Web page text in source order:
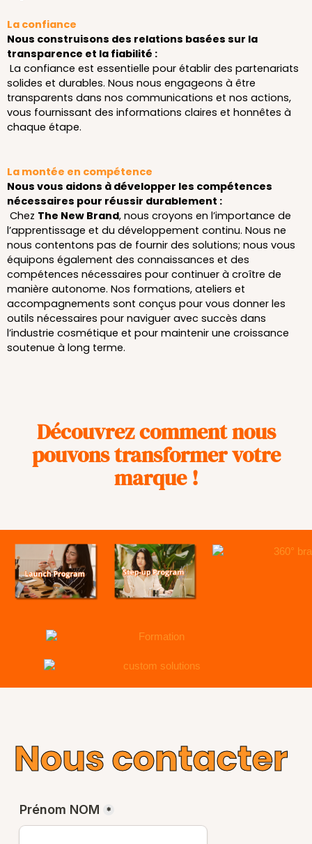
La confiance
Nous construisons des relations basées sur la
transparence et la fiabilité :
La confiance est essentielle pour établir des partenariats
solides et durables. Nous nous engageons à être
transparents dans nos communications et nos actions,
vous fournissant des informations claires et honnêtes à
chaque étape.
La montée en compétence
Nous vous aidons à développer les compétences
nécessaires pour réussir durablement :
Chez The New Brand, nous croyons en l’importance de
l’apprentissage et du développement continu. Nous ne
nous contentons pas de fournir des solutions; nous vous
équipons également des connaissances et des
compétences nécessaires pour continuer à croître de
manière autonome. Nos formations, ateliers et
accompagnements sont conçus pour vous donner les
outils nécessaires pour naviguer avec succès dans
l’industrie cosmétique et pour maintenir une croissance
soutenue à long terme.
Découvrez comment nous
pouvons transformer votre
marque !
Nous contacter